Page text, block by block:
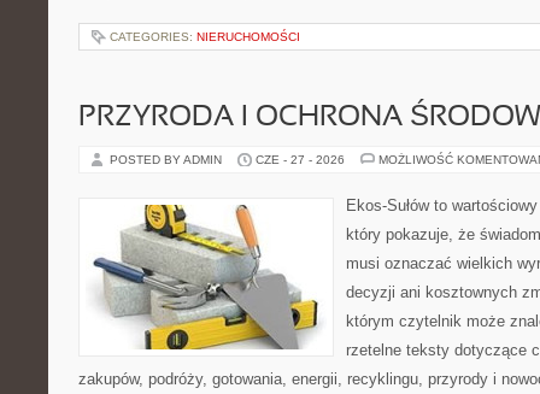
CATEGORIES: NIERUCHOMOŚCI
PRZYRODA I OCHRONA
POSTED BY ADMIN CZE - 27 - 2026 MOŻLIWOŚĆ
Ekos-Sułów to
który pokazuje, że
musi oznaczać wielkich
decyzji ani kosztownych
którym czytelnik może
rzetelne teksty dotyczące
zakupów, podróży, gotowania, energii, recyklingu, przyrody i